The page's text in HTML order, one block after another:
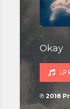
Okay
LP
℗ 2018